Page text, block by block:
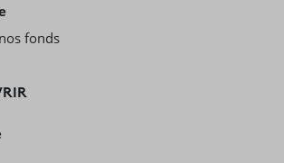
fonds